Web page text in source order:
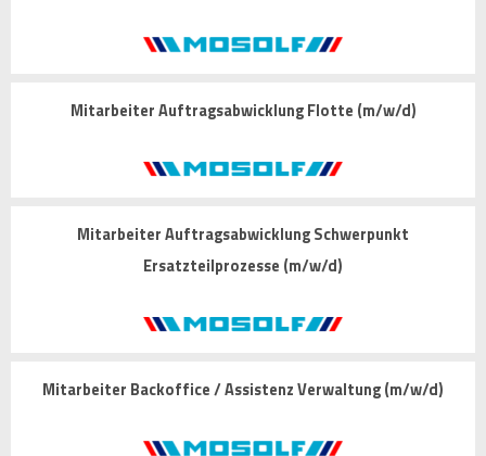
Mitarbeiter Auftragsabwicklung Flotte (m/w/d)
Mitarbeiter Auftragsabwicklung Schwerpunkt
Ersatzteilprozesse (m/w/d)
Mitarbeiter Backoffice / Assistenz Verwaltung (m/w/d)